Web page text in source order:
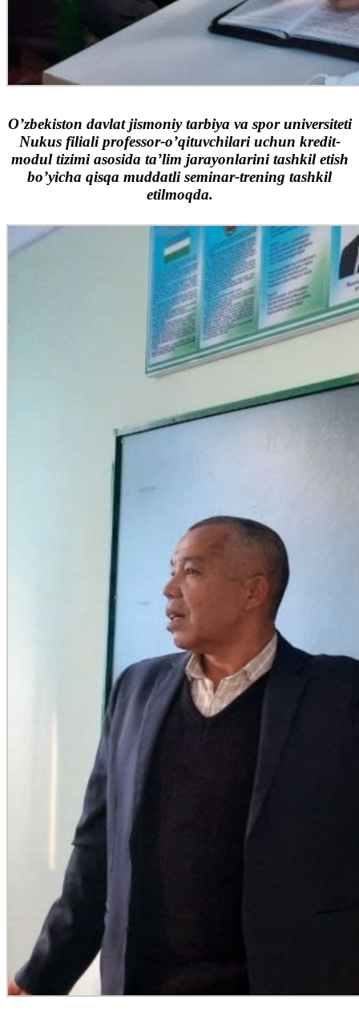
O’zbekiston davlat jismoniy tarbiya va spor universiteti
Nukus filiali professor-o’qituvchilari uchun kredit-
modul tizimi asosida ta’lim jarayonlarini tashkil etish
bo’yicha qisqa muddatli seminar-trening tashkil
etilmoqda.